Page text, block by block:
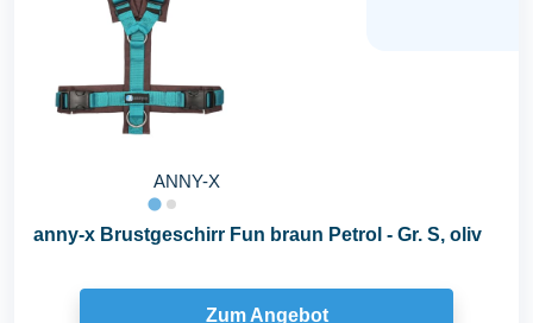
ANNY-X
anny-x Brustgeschirr Fun braun Petrol - Gr. S, oliv
Zum Angebot